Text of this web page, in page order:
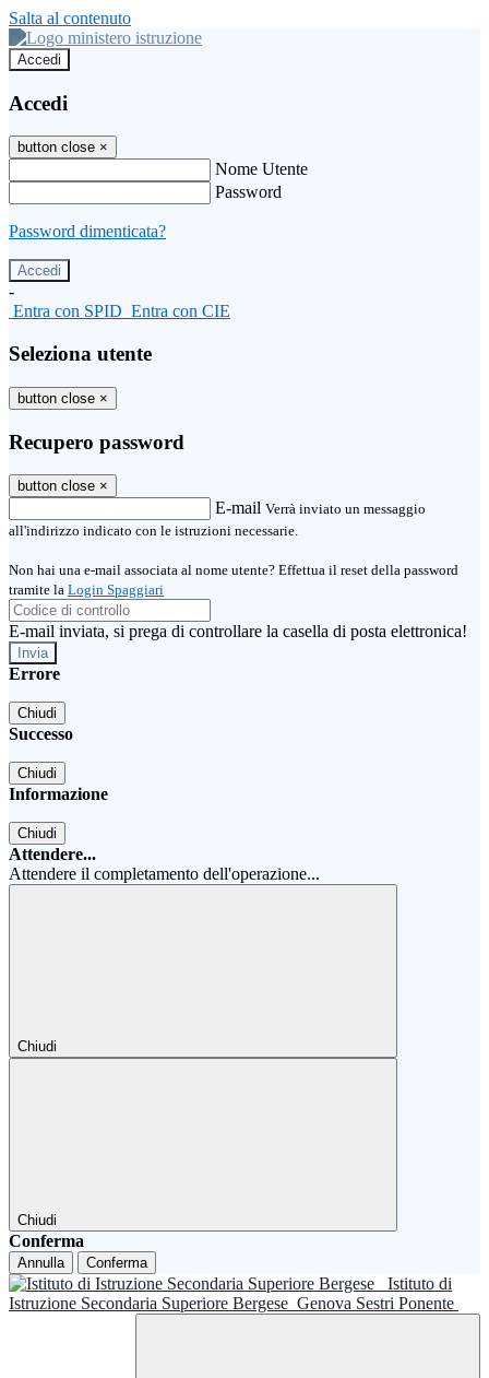
Salta al contenuto
Accedi
Accedi
button close ×
Nome Utente
Password
Password dimenticata?
-
Entra con SPID Entra con CIE
Seleziona utente
button close ×
Recupero password
button close ×
E-mail Verrà inviato un messaggio
all'indirizzo indicato con le istruzioni necessarie.
Non hai una e-mail associata al nome utente? Effettua il reset della password
tramite la Login Spaggiari
E-mail inviata, si prega di controllare la casella di posta elettronica!
Errore
Chiudi
Successo
Chiudi
Informazione
Chiudi
Attendere...
Attendere il completamento dell'operazione...
Chiudi
Chiudi
Conferma
Annulla Conferma
Istituto di
Istruzione Secondaria Superiore Bergese Genova Sestri Ponente